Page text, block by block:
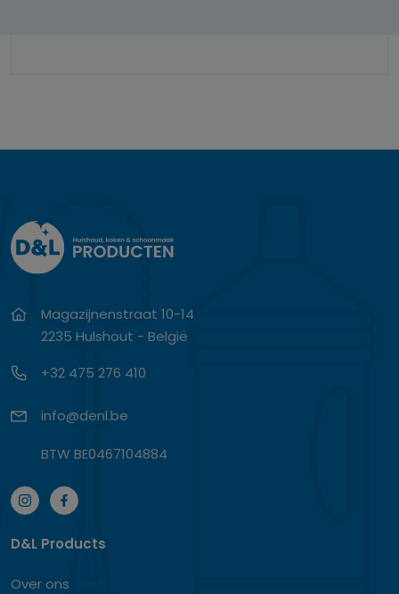
Magazijnenstraat 10-14
2235 Hulshout - België
+32 475 276 410
info@denl.be
BTW BE0467104884
D&L Products
Over ons